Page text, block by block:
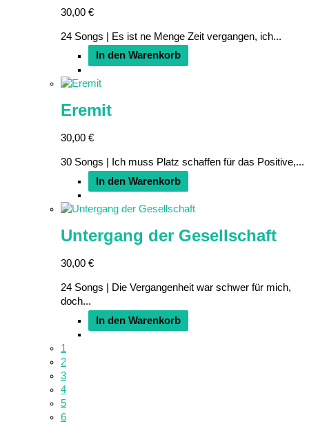
30,00 €
24 Songs | Es ist ne Menge Zeit vergangen, ich...
In den Warenkorb
Eremit
30,00 €
30 Songs | Ich muss Platz schaffen für das Positive,...
In den Warenkorb
Untergang der Gesellschaft
30,00 €
24 Songs | Die Vergangenheit war schwer für mich,
doch...
In den Warenkorb
1
2
3
4
5
6